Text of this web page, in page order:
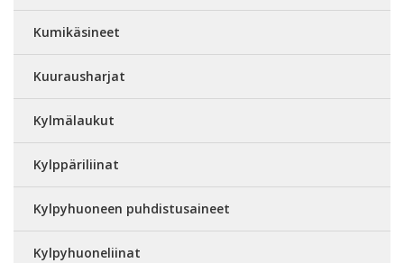
Kumikäsineet
Kuurausharjat
Kylmälaukut
Kylppäriliinat
Kylpyhuoneen puhdistusaineet
Kylpyhuoneliinat